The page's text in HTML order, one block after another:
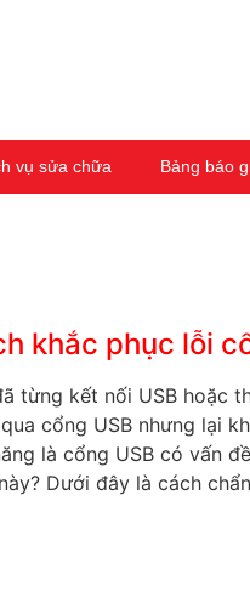
vụ sửa chữa Bảng báo
khắc phục lỗi
từng kết nối USB hoặc
cổng USB nhưng lại
là cổng USB có vấn
Dưới đây là cách